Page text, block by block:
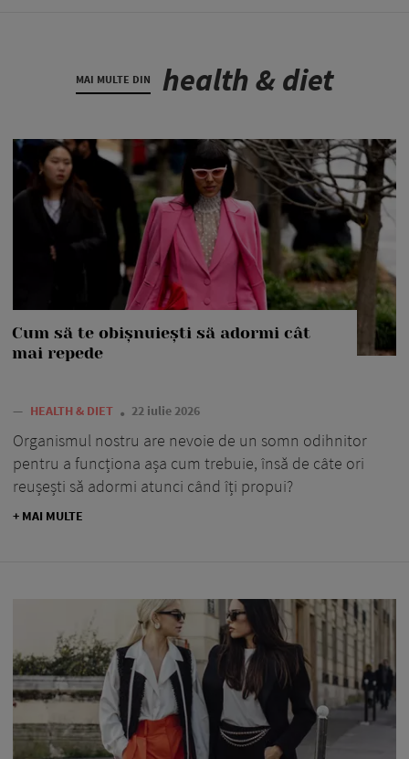
MAI MULTE DIN health & diet
Cum să te obișnuiești să adormi cât
mai repede
— HEALTH & DIET 22 iulie 2026
Organismul nostru are nevoie de un somn odihnitor
pentru a funcționa așa cum trebuie, însă de câte ori
reușești să adormi atunci când îți propui?
+ MAI MULTE